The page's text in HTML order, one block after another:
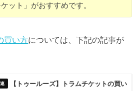
ット」がおすすめです。
買い方については、下記の記事が
【トゥールーズ】トラムチケットの買い